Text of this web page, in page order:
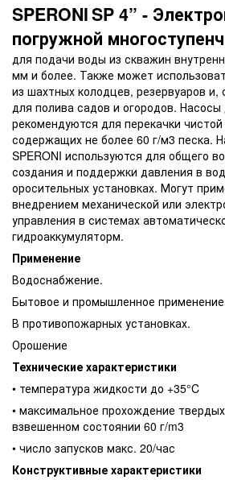
SPERONISP 4” -
погружной
для подачи воды из скважин
мм и более. Также может
из шахтных колодцев, резервуаров
для полива садов и огородов. Насосы
рекомендуются для перекачки
содержащих не более 60 г/м3 песка.
SPERONI используются для общего
создания и поддержки давления в
оросительных установках. Могут
внедрением механической или
управления в системах
гидроаккумуляторм.
Применение
Водоснабжение.
Бытовое и промышленное
В противопожарных установках.
Орошение
Технические характеристики
• температура жидкости до +35°C
• максимальное прохождение
взвешенном состоянии 60 г/m3
• число запусков макс. 20/час
Конструктивные характеристики